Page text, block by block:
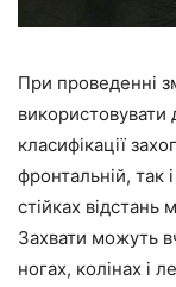
При проведенні
використовувати
класифікації
фронтальній, так
стійках
Захвати можуть
ногах, колінах і